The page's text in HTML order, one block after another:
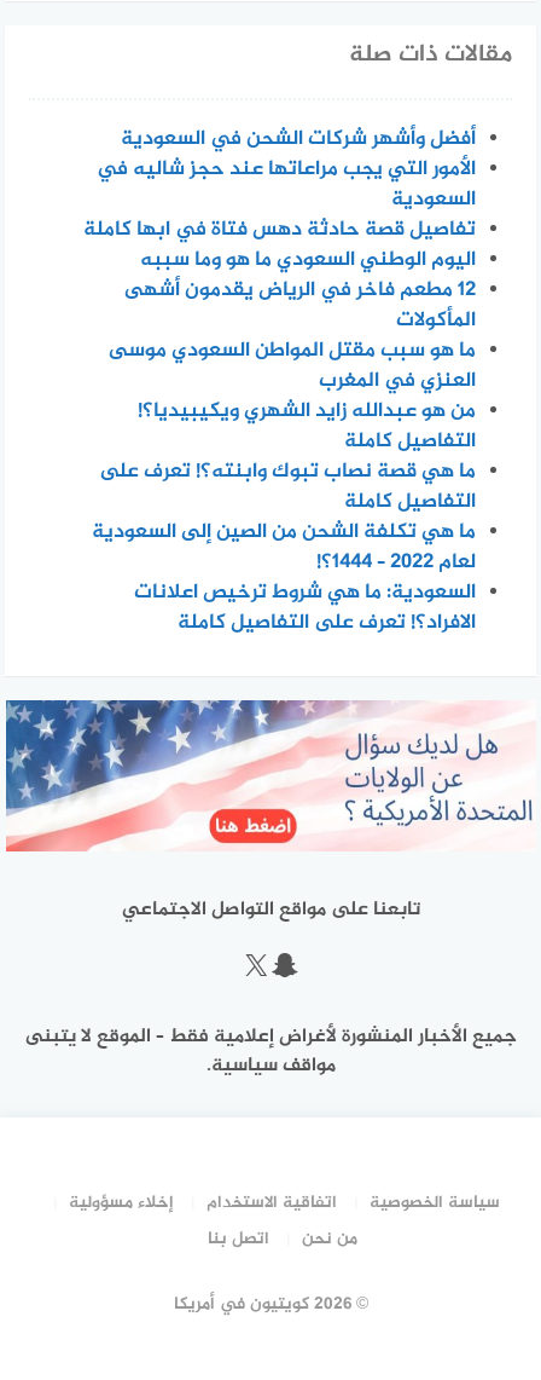
مقالات ذات صلة
أفضل وأشهر شركات الشحن في السعودية
الأمور التي يجب مراعاتها عند حجز شاليه في
السعودية
تفاصيل قصة حادثة دهس فتاة في ابها كاملة
اليوم الوطني السعودي ما هو وما سببه
12 مطعم فاخر في الرياض يقدمون أشهى
المأكولات
ما هو سبب مقتل المواطن السعودي موسى
العنزي في المغرب
من هو عبدالله زايد الشهري ويكيبيديا؟!
التفاصيل كاملة
ما هي قصة نصاب تبوك وابنته؟! تعرف على
التفاصيل كاملة
ما هي تكلفة الشحن من الصين إلى السعودية
لعام 2022 – 1444؟!
السعودية: ما هي شروط ترخيص اعلانات
الافراد؟! تعرف على التفاصيل كاملة
تابعنا على مواقع التواصل الاجتماعي
سناب شات
إكس
جميع الأخبار المنشورة لأغراض إعلامية فقط – الموقع لا يتبنى
مواقف سياسية.
سياسة الخصوصية اتفاقية الاستخدام
إخلاء مسؤولية
من نحن
اتصل بنا
©2026 كويتيون في أمريكا